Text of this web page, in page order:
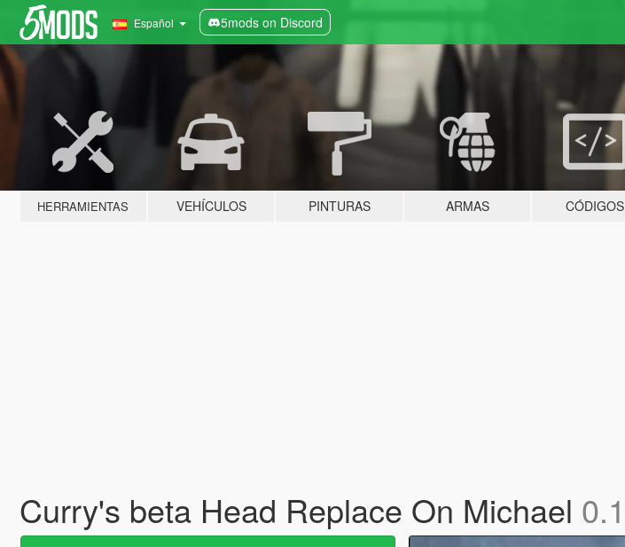
Español 5mods on Discord
HERRAMIENTAS VEHÍCULOS PINTURAS ARMAS CÓDIGOS
Curry's beta Head Replace On Michael 0.1